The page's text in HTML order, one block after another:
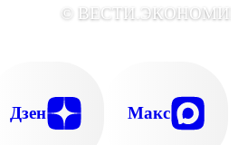
©
Дзен Макс